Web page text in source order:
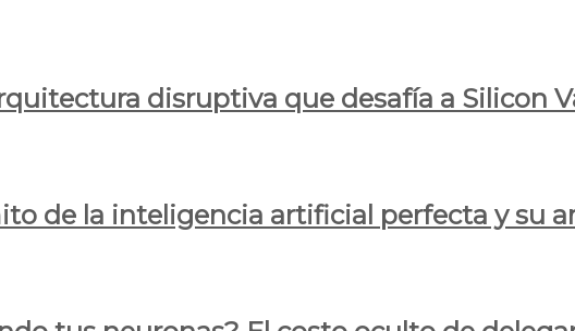
disruptiva que desafía a Silicon
de la inteligencia artificial perfecta y su